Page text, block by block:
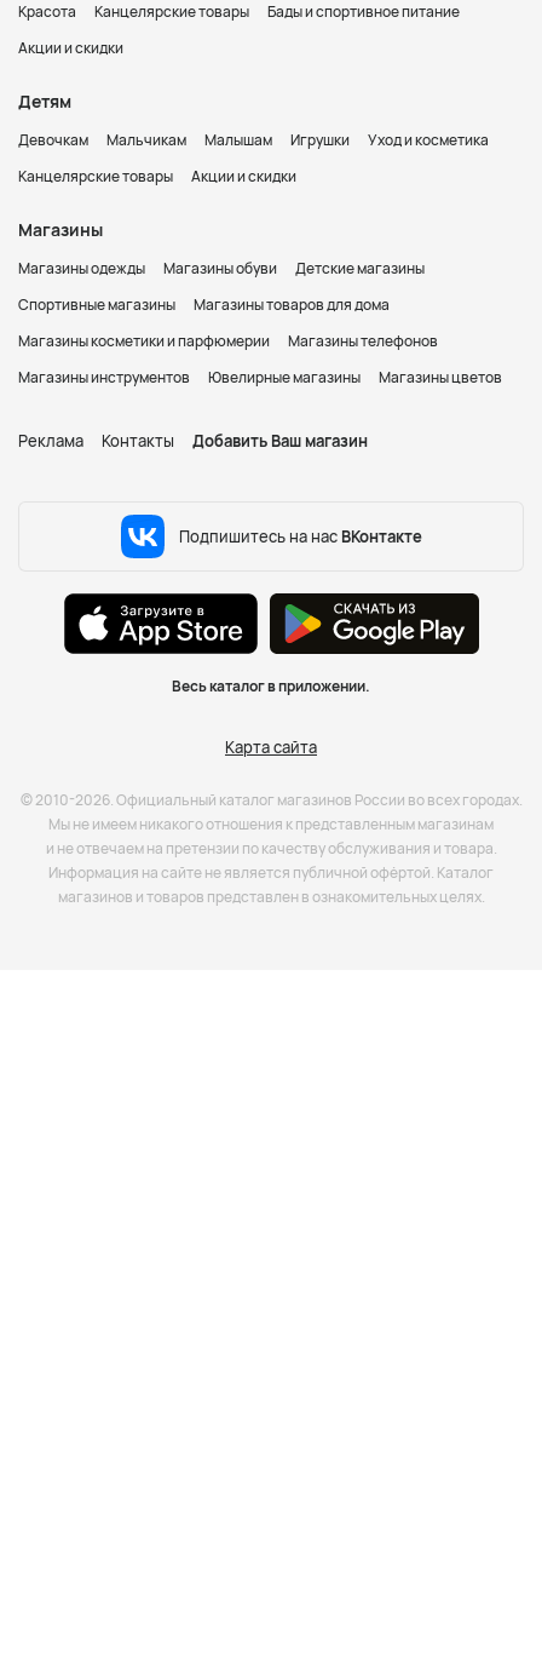
Красота
Канцелярские товары
Бады и спортивное питание
Акции и скидки
Детям
Девочкам Мальчикам Малышам Игрушки
Уход и косметика
Канцелярские товары
Акции и скидки
Магазины
Магазины одежды Магазины обуви
Детские магазины
Спортивные магазины
Магазины товаров для дома
Магазины косметики и парфюмерии
Магазины телефонов
Магазины инструментов
Ювелирные магазины Магазины цветов
Реклама Контакты Добавить Ваш магазин
Подпишитесь на нас ВКонтакте
Весь каталог в приложении.
Карта сайта
© 2010-2026. Официальный каталог магазинов России во всех городах.
Мы не имеем никакого отношения к представленным магазинам
и не отвечаем на претензии по качеству обслуживания и товара.
Информация на сайте не является публичной офёртой. Каталог
магазинов и товаров представлен в ознакомительных целях.